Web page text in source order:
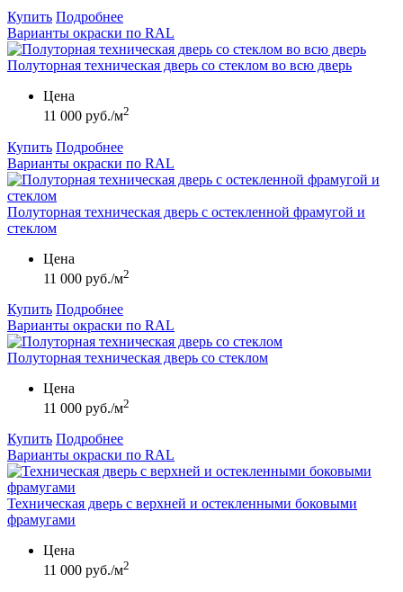
Купить Подробнее
Варианты окраски по RAL
Полуторная техническая дверь со стеклом во всю дверь
Цена
11 000 руб./м2
Купить Подробнее
Варианты окраски по RAL
Полуторная техническая дверь с остекленной фрамугой и
стеклом
Цена
11 000 руб./м2
Купить Подробнее
Варианты окраски по RAL
Полуторная техническая дверь со стеклом
Цена
11 000 руб./м2
Купить Подробнее
Варианты окраски по RAL
Техническая дверь с верхней и остекленными боковыми
фрамугами
Цена
11 000 руб./м2